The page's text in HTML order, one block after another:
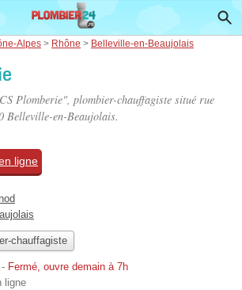
Alpes > Rhône > Belleville-en-Beaujolais
Plomberie", plombier-chauffagiste situé rue
Belleville-en-Beaujolais.
ligne
chauffagiste
- Fermé, ouvre demain à 7h
ligne